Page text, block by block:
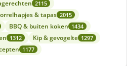
2115
& tapas 2015
BBQ & buiten koken 1434
1312 Kip & gevogelte 1297
1177